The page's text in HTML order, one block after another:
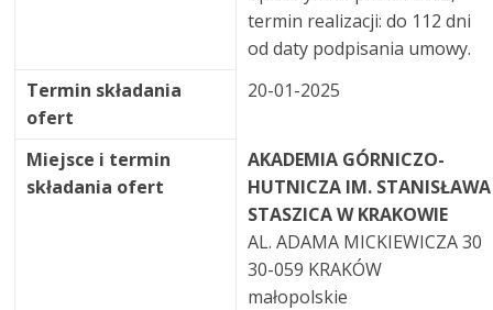
termin realizacji: do 112 dni
od daty podpisania umowy.
Termin składania
ofert
20-01-2025
Miejsce i termin
składania ofert
AKADEMIA GÓRNICZO-
HUTNICZA IM. STANISŁAWA
STASZICA W KRAKOWIE
AL. ADAMA MICKIEWICZA 30
30-059 KRAKÓW
małopolskie